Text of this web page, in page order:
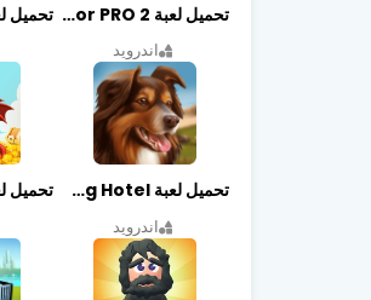
تحميل لعبة Bus Simulator PRO 2 مهكرة أخر إصدار
اندرويد
تحميل لعبة Dog Hotel مهكرة أخر إصدار
اندرويد